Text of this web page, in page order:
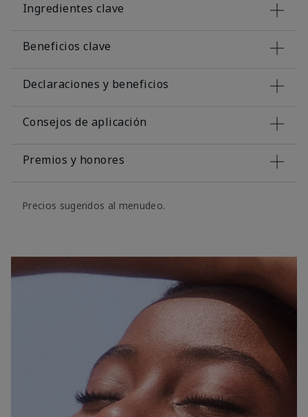
Ingredientes clave
Beneficios clave
Declaraciones y beneficios
Consejos de aplicación
Premios y honores
Precios sugeridos al menudeo.